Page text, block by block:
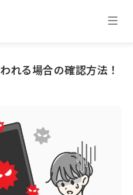
れる場合の確認方法！